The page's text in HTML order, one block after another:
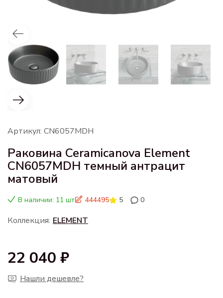
Артикул: CN6057MDH
Раковина Ceramicanova Element
CN6057MDH темный антрацит
матовый
В наличии: 11 шт 444495 5 0
Коллекция: ELEMENT
22 040 ₽
Нашли дешевле?